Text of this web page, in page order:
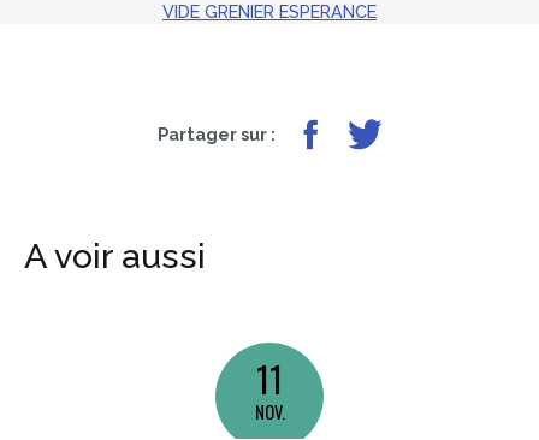
VIDE GRENIER ESPERANCE
Partager sur : Partager sur Facebook
Partager sur Twitter
A voir aussi
11
NOV.